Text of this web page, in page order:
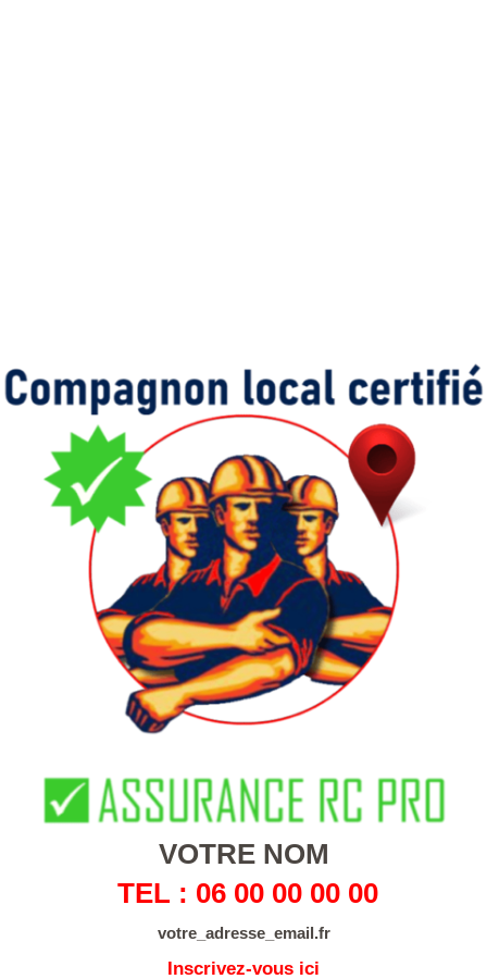
VOTRE NOM
TEL : 06 00 00 00 00
votre_adresse_email.fr
Inscrivez-vous ici